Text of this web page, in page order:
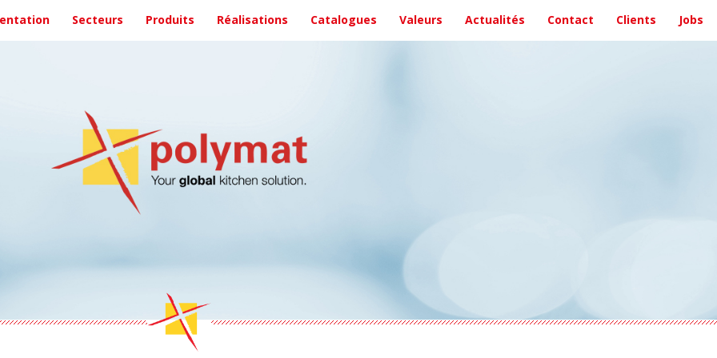
Secteurs Produits Réalisations Catalogues Valeurs Actualités Contact Clients Jobs